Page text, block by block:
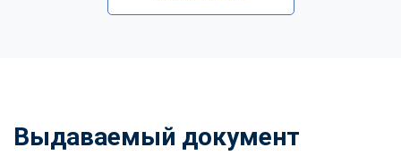
Выдаваемый документ